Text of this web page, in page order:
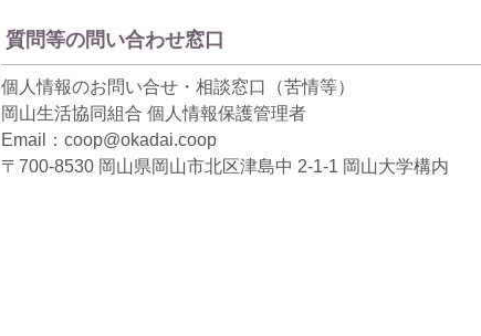
質問等の問い合わせ窓口
個人情報のお問い合せ・相談窓口（苦情等）
岡山生活協同組合 個人情報保護管理者
Email：coop@okadai.coop
〒700-8530 岡山県岡山市北区津島中 2-1-1 岡山大学構内